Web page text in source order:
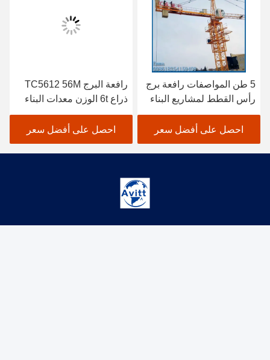
5 طن المواصفات رافعة برج
رأس القطط لمشاريع البناء
المدني
احصل على أفضل سعر
رافعة البرج TC5612 56M
ذراع 6t الوزن معدات البناء
احصل على أفضل سعر